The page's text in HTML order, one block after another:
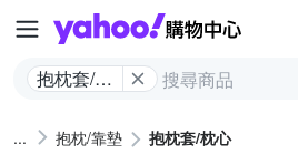
抱枕套/枕
抱枕/靠墊 抱枕套/枕心